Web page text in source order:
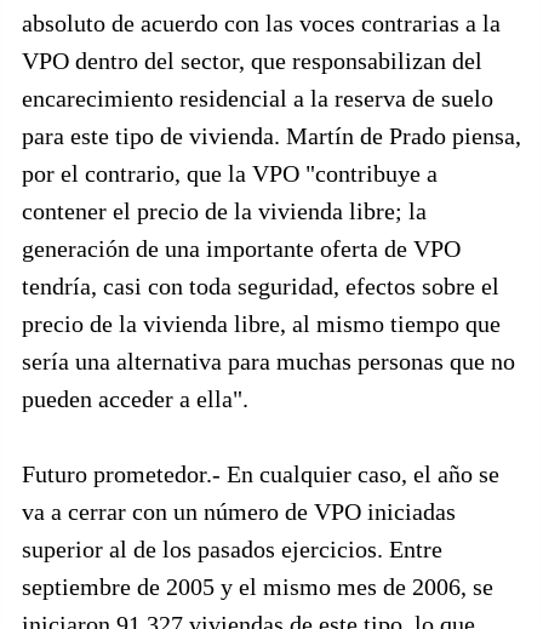
absoluto de acuerdo con las voces contrarias a la
VPO dentro del sector, que responsabilizan del
encarecimiento residencial a la reserva de suelo
para este tipo de vivienda. Martín de Prado piensa,
por el contrario, que la VPO "contribuye a
contener el precio de la vivienda libre; la
generación de una importante oferta de VPO
tendría, casi con toda seguridad, efectos sobre el
precio de la vivienda libre, al mismo tiempo que
sería una alternativa para muchas personas que no
pueden acceder a ella".
Futuro prometedor.- En cualquier caso, el año se
va a cerrar con un número de VPO iniciadas
superior al de los pasados ejercicios. Entre
septiembre de 2005 y el mismo mes de 2006, se